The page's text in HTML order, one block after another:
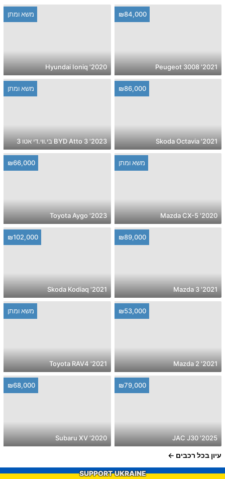
₪84,000
2021' Peugeot 3008
משא ומתן
2020' Hyundai Ioniq
₪86,000
2021' Skoda Octavia
משא ומתן
2023' BYD Atto 3 בי.ווי.די אטו 3
משא ומתן
2020' Mazda CX-5
₪66,000
2023' Toyota Aygo
₪89,000
2021' Mazda 3
₪102,000
2021' Skoda Kodiaq
₪53,000
2021' Mazda 2
משא ומתן
2021' Toyota RAV4
₪79,000
2025' JAC J30
₪68,000
2020' Subaru XV
עיון בכל רכבים
SUPPORT UKRAINE